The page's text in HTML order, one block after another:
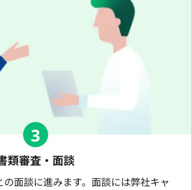
3
類審査・面談
面談に進みます。面談には弊社キャ